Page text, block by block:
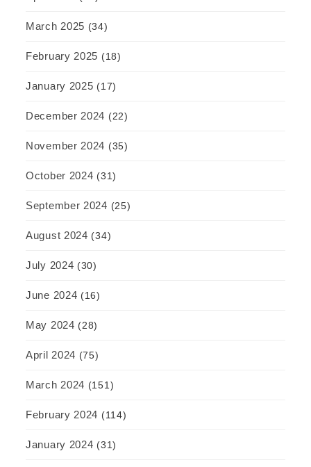
March 2025 (34)
February 2025 (18)
January 2025 (17)
December 2024 (22)
November 2024 (35)
October 2024 (31)
September 2024 (25)
August 2024 (34)
July 2024 (30)
June 2024 (16)
May 2024 (28)
April 2024 (75)
March 2024 (151)
February 2024 (114)
January 2024 (31)